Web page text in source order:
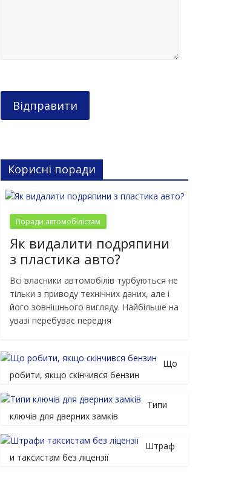
Корисні поради
Поради автомобілістам
Як видалити подряпини
з пластика авто?
Всі власники автомобілів турбуються не
тільки з приводу технічних даних, але і
його зовнішнього вигляду. Найбільше на
увазі перебуває передня
Що
робити, якщо скінчився бензин
Типи
ключів для дверних замків
Штраф
и таксистам без ліцензії